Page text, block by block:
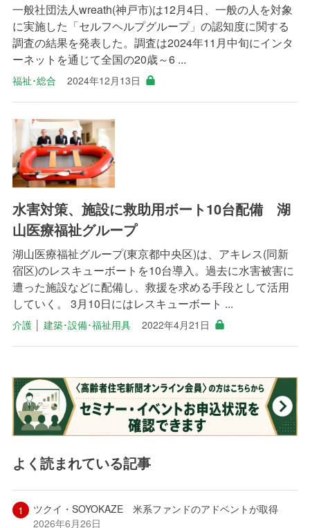
一般社団法人wreath(神戸市)は12月4日、一般の人を対象
に実施した「セルフヘルプグループ」の認知度に関する
調査の結果を発表した。調査は2024年11月中旬にインタ
ーネットを通じて全国の20歳～6 ...
福祉･総合 2024年12月13日
水害対策、施設に救助用ボート10台配備 湖
山医療福祉グループ
湖山医療福祉グループ(東京都中央区)は、アキレス(同新
宿区)のレスキューボートを10台導入。過去に水害被害に
遭った施設などに配備し、救援を求める手段として活用
していく。 3月10日にはレスキューボート ...
介護│ 建築･設備･福祉用具 2022年4月21日
よく読まれている記事
ツクイ・SOYOKAZE 米系ファンドのアドベントが取得
2026年6月26日